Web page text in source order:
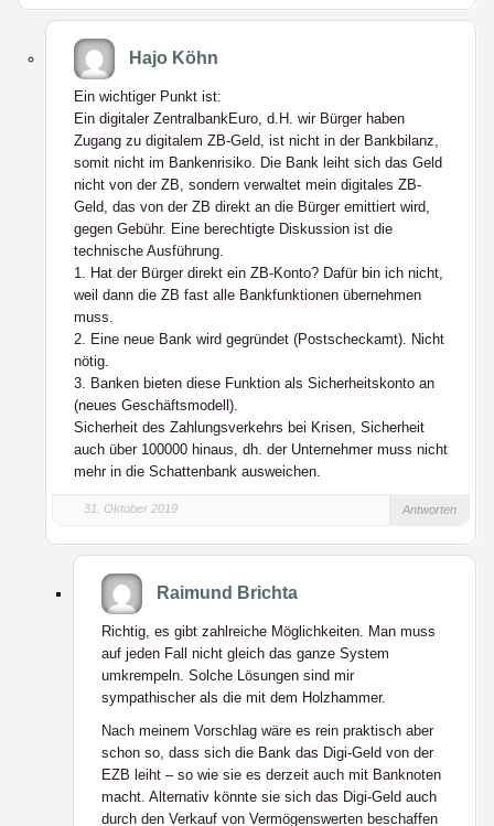
Hajo Köhn
Ein wichtiger Punkt ist:
Ein digitaler ZentralbankEuro, d.H. wir Bürger haben
Zugang zu digitalem ZB-Geld, ist nicht in der Bankbilanz,
somit nicht im Bankenrisiko. Die Bank leiht sich das Geld
nicht von der ZB, sondern verwaltet mein digitales ZB-
Geld, das von der ZB direkt an die Bürger emittiert wird,
gegen Gebühr. Eine berechtigte Diskussion ist die
technische Ausführung.
1. Hat der Bürger direkt ein ZB-Konto? Dafür bin ich nicht,
weil dann die ZB fast alle Bankfunktionen übernehmen
muss.
2. Eine neue Bank wird gegründet (Postscheckamt). Nicht
nötig.
3. Banken bieten diese Funktion als Sicherheitskonto an
(neues Geschäftsmodell).
Sicherheit des Zahlungsverkehrs bei Krisen, Sicherheit
auch über 100000 hinaus, dh. der Unternehmer muss nicht
mehr in die Schattenbank ausweichen.
31. Oktober 2019 Antworten
Raimund Brichta
Richtig, es gibt zahlreiche Möglichkeiten. Man muss
auf jeden Fall nicht gleich das ganze System
umkrempeln. Solche Lösungen sind mir
sympathischer als die mit dem Holzhammer.
Nach meinem Vorschlag wäre es rein praktisch aber
schon so, dass sich die Bank das Digi-Geld von der
EZB leiht – so wie sie es derzeit auch mit Banknoten
macht. Alternativ könnte sie sich das Digi-Geld auch
durch den Verkauf von Vermögenswerten beschaffen